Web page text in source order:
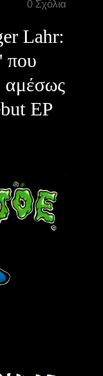
0 Σχόλια
Lahr:
που
αμέσως
EP